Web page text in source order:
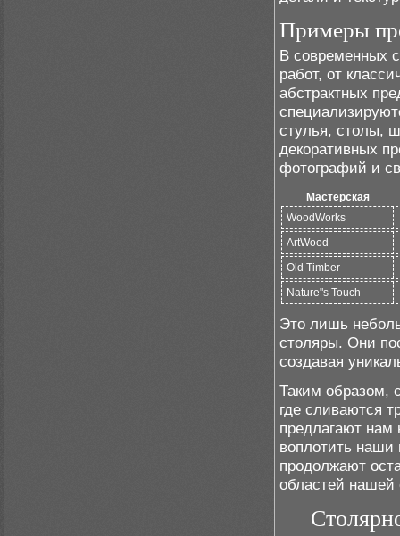
Примеры
В современных
работ, от
абстрактных
стулья, столы,
декоративных
фотографий и
Мастерская
WoodWorks
ArtWood
Old Timber
Nature"s Touch
Это лишь
столяры. Они
создавая
Таким образом,
где сливаются
предлагают нам
воплотить наши
продолжают
областей нашей